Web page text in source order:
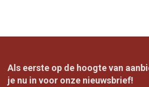
Als eerste op de hoogte van
je nu in voor onze nieuwsbrief!